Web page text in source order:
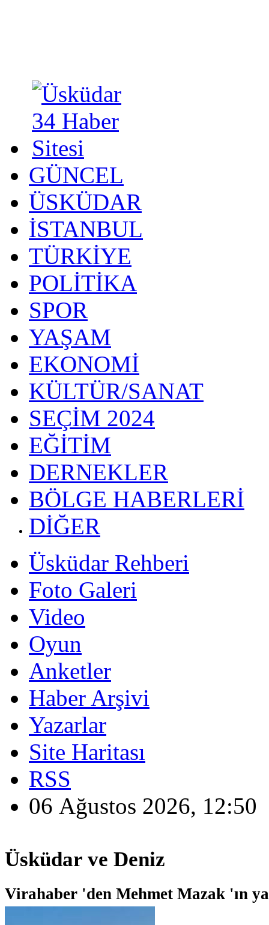
GÜNCEL
ÜSKÜDAR
İSTANBUL
TÜRKİYE
POLİTİKA
SPOR
YAŞAM
EKONOMİ
KÜLTÜR/SANAT
SEÇİM 2024
EĞİTİM
DERNEKLER
BÖLGE HABERLERİ
DİĞER
Üsküdar Rehberi
Foto Galeri
Video
Oyun
Anketler
Haber Arşivi
Yazarlar
Site Haritası
RSS
06 Ağustos 2026, 12:50
Üsküdar ve Deniz
Virahaber 'den Mehmet Mazak 'ın